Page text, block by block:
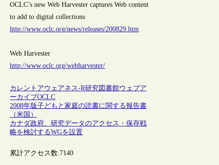
OCLC’s new Web Harvester captures Web content
to add to digital collections
http://www.oclc.org/news/releases/200829.htm
Web Harvester
http://www.oclc.org/webharvester/
カレントアウェアネス-R研究図書館ウェブア
ーカイブOCLC
2008年版子どもと家庭の読書に関する報告書
（米国）
カナダ政府、研究データのアクセス・保存戦
略を検討するWGを設置
累計アクセス数:7140